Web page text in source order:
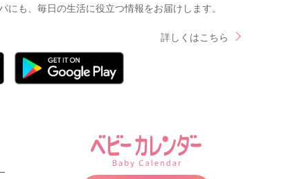
も、毎日の生活に役立つ情報をお届けします。
詳しくはこちら